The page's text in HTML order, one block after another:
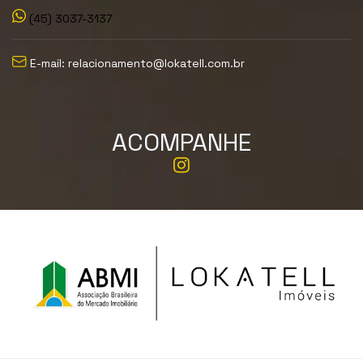
(45) 3037-3137
E-mail: relacionamento@lokatell.com.br
ACOMPANHE